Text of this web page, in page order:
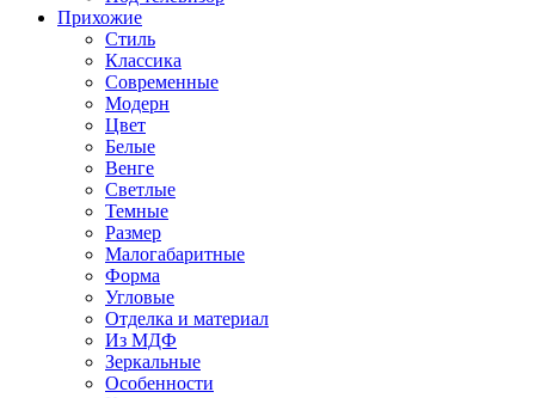
Прихожие
Стиль
Классика
Современные
Модерн
Цвет
Белые
Венге
Светлые
Темные
Размер
Малогабаритные
Форма
Угловые
Отделка и материал
Из МДФ
Зеркальные
Особенности